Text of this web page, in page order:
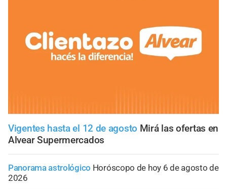
Vigentes hasta el 12 de agosto Mirá las ofertas en
Alvear Supermercados
Panorama astrológico Horóscopo de hoy 6 de agosto de
2026